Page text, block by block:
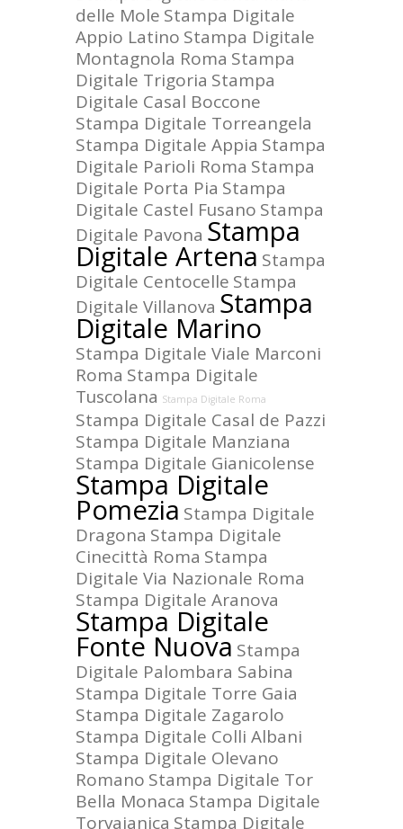
delle Mole Stampa Digitale
Appio Latino Stampa Digitale
Montagnola Roma Stampa
Digitale Trigoria Stampa
Digitale Casal Boccone
Stampa Digitale Torreangela
Stampa Digitale Appia Stampa
Digitale Parioli Roma Stampa
Digitale Porta Pia Stampa
Digitale Castel Fusano Stampa
Digitale Pavona Stampa
Digitale Artena Stampa
Digitale Centocelle Stampa
Digitale Villanova Stampa
Digitale Marino
Stampa Digitale Viale Marconi
Roma Stampa Digitale
Tuscolana Stampa Digitale Roma
Stampa Digitale Casal de Pazzi
Stampa Digitale Manziana
Stampa Digitale Gianicolense
Stampa Digitale
Pomezia Stampa Digitale
Dragona Stampa Digitale
Cinecittà Roma Stampa
Digitale Via Nazionale Roma
Stampa Digitale Aranova
Stampa Digitale
Fonte Nuova Stampa
Digitale Palombara Sabina
Stampa Digitale Torre Gaia
Stampa Digitale Zagarolo
Stampa Digitale Colli Albani
Stampa Digitale Olevano
Romano Stampa Digitale Tor
Bella Monaca Stampa Digitale
Torvajanica Stampa Digitale